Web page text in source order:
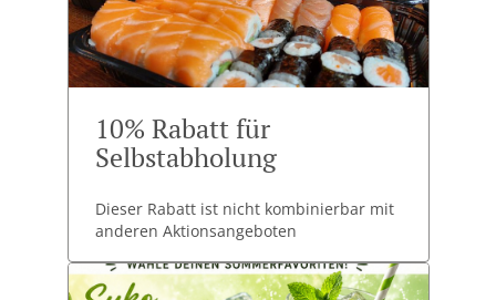
10% Rabatt für
Selbstabholung
Dieser Rabatt ist nicht kombinierbar mit
anderen Aktionsangeboten